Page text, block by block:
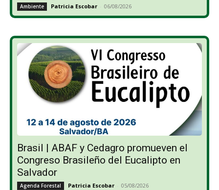
Ambiente Patricia Escobar - 06/08/2026
Brasil | ABAF y Cedagro promueven el
Congreso Brasileño del Eucalipto en
Salvador
Agenda Forestal Patricia Escobar - 05/08/2026